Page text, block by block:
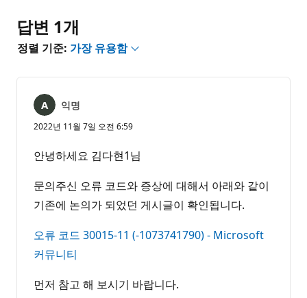
음
답변 1개
정렬 기준: 가장 유용함
익명
2022년 11월 7일 오전 6:59
안녕하세요 김다현1님
문의주신 오류 코드와 증상에 대해서 아래와 같이
기존에 논의가 되었던 게시글이 확인됩니다.
오류 코드 30015-11 (-1073741790) - Microsoft
커뮤니티
먼저 참고 해 보시기 바랍니다.